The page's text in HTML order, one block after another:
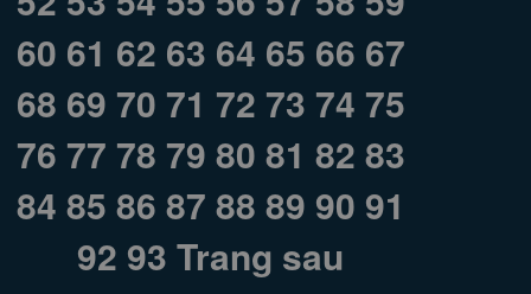
60 61 62 63 64 65 66 67
68 69 70 71 72 73 74 75
76 77 78 79 80 81 82 83
84 85 86 87 88 89 90 91
92 93 Trang sau